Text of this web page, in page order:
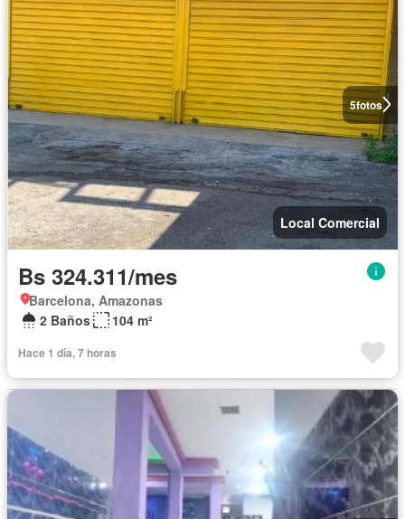
5fotos
Local Comercial
Bs 324.311/mes
Barcelona, Amazonas
2 Baños
104 m²
Hace 1 día, 7 horas